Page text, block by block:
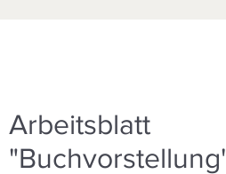
Arbeitsblatt